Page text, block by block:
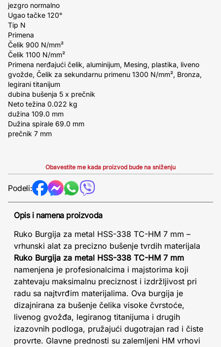
jezgro normalno
Ugao tačke 120°
Tip N
Primena
Čelik 900 N/mm²
Čelik 1100 N/mm²
Primena nerđajući čelik, aluminijum, Mesing, plastika, liveno
gvožde, Čelik za sekundarnu primenu 1300 N/mm², Bronza,
legirani titanijum
dubina bušenja 5 x prečnik
Neto težina 0.022 kg
dužina 109.0 mm
Dužina spirale 69.0 mm
prečnik 7 mm
Obavestite me kada proizvod bude na sniženju
Podeli:
Opis i namena proizvoda
Ruko Burgija za metal HSS-338 TC-HM 7 mm –
vrhunski alat za precizno bušenje tvrdih materijala
Ruko Burgija za metal HSS-338 TC-HM 7 mm
namenjena je profesionalcima i majstorima koji
zahtevaju maksimalnu preciznost i izdržljivost pri
radu sa najtvrđim materijalima. Ova burgija je
dizajnirana za bušenje čelika visoke čvrstoće,
livenog gvožđa, legiranog titanijuma i drugih
izazovnih podloga, pružajući dugotrajan rad i čiste
provrte. Glavne prednosti su zalemljeni HM vrhovi